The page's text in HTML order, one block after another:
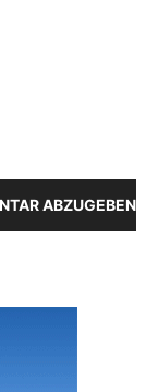
ABZUGEBEN